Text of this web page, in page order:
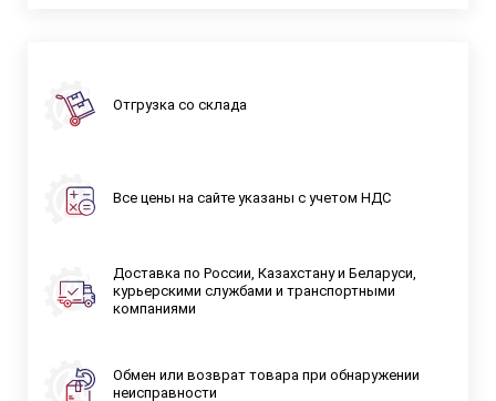
Отгрузка со склада
Все цены на сайте указаны с учетом НДС
Доставка по России, Казахстану и Беларуси,
курьерскими службами и транспортными
компаниями
Обмен или возврат товара при обнаружении
неисправности